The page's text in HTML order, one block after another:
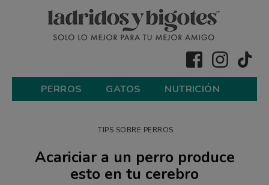
PERROS GATOS NUTRICIÓN
TIPS SOBRE PERROS
Acariciar a un perro produce
esto en tu cerebro